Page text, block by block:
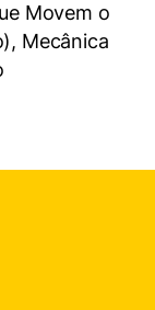
Movem o
Mecânica